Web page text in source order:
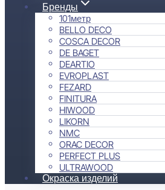
Бренды
101метр
BELLO DECO
COSCA DECOR
DE BAGET
DEARTIO
EVROPLAST
FEZARD
FINITURA
HIWOOD
LIKORN
NMC
ORAC DECOR
PERFECT PLUS
ULTRAWOOD
Окраска изделий